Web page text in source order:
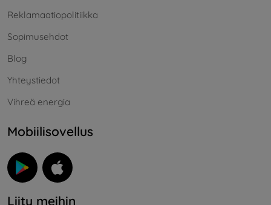
Reklamaatiopolitiikka
Sopimusehdot
Blog
Yhteystiedot
Vihreä energia
Mobiilisovellus
Liity meihin